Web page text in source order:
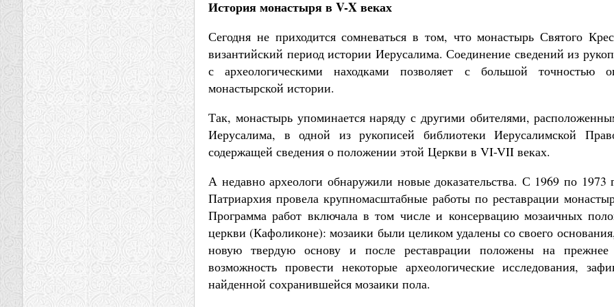
История монастыря в V-X веках
Сегодня не приходится сомневаться в том, что монастырь Святого
византийский период истории Иерусалима. Соединение сведений из
с археологическими находками позволяет с большой точностью
монастырской истории.
Так, монастырь упоминается наряду с другими обителями,
Иерусалима, в одной из рукописей библиотеки Иерусалимской
содержащей сведения о положении этой Церкви в VI-VII веках.
А недавно археологи обнаружили новые доказательства. С 1969 по 1973
Патриархия провела крупномасштабные работы по реставрации
Программа работ включала в том числе и консервацию мозаичных
церкви (Кафоликоне): мозаики были целиком удалены со своего
новую твердую основу и после реставрации положены на
возможность провести некоторые археологические исследования,
найденной сохранившейся мозаики пола.